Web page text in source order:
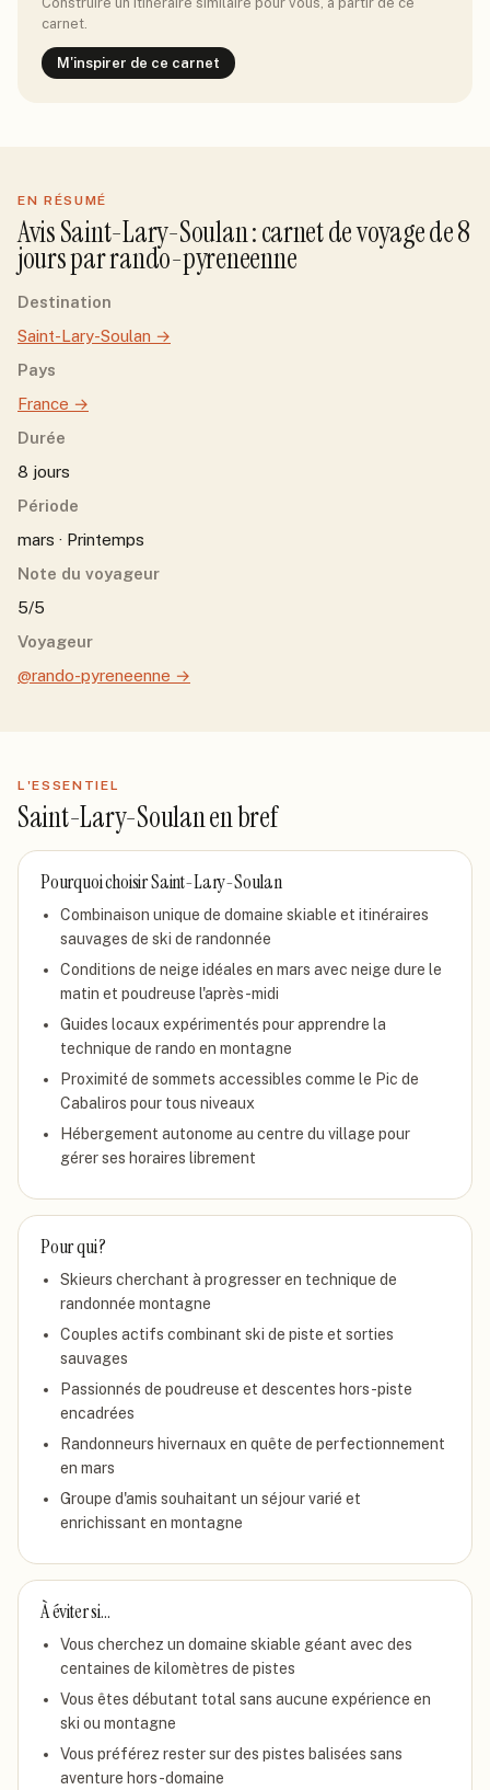
carnet.
M'inspirer de ce carnet
EN RÉSUMÉ
AvisSaint-Lary-Soulan: carnet de voyage de8
joursparrando-pyreneenne
Destination
Saint-Lary-Soulan →
Pays
France →
Durée
8 jours
Période
mars · Printemps
Note du voyageur
5/5
Voyageur
@rando-pyreneenne →
L'ESSENTIEL
Saint-Lary-Soulanen bref
Pourquoi choisirSaint-Lary-Soulan
Combinaison unique de domaine skiable et itinéraires
sauvages de ski de randonnée
Conditions de neige idéales en mars avec neige dure le
matin et poudreuse l'après-midi
Guides locaux expérimentés pour apprendre la
technique de rando en montagne
Proximité de sommets accessibles comme le Pic de
Cabaliros pour tous niveaux
Hébergement autonome au centre du village pour
gérer ses horaires librement
Pour qui ?
Skieurs cherchant à progresser en technique de
randonnée montagne
Couples actifs combinant ski de piste et sorties
sauvages
Passionnés de poudreuse et descentes hors-piste
encadrées
Randonneurs hivernaux en quête de perfectionnement
en mars
Groupe d'amis souhaitant un séjour varié et
enrichissant en montagne
À éviter si…
Vous cherchez un domaine skiable géant avec des
centaines de kilomètres de pistes
Vous êtes débutant total sans aucune expérience en
ski ou montagne
Vous préférez rester sur des pistes balisées sans
aventure hors-domaine